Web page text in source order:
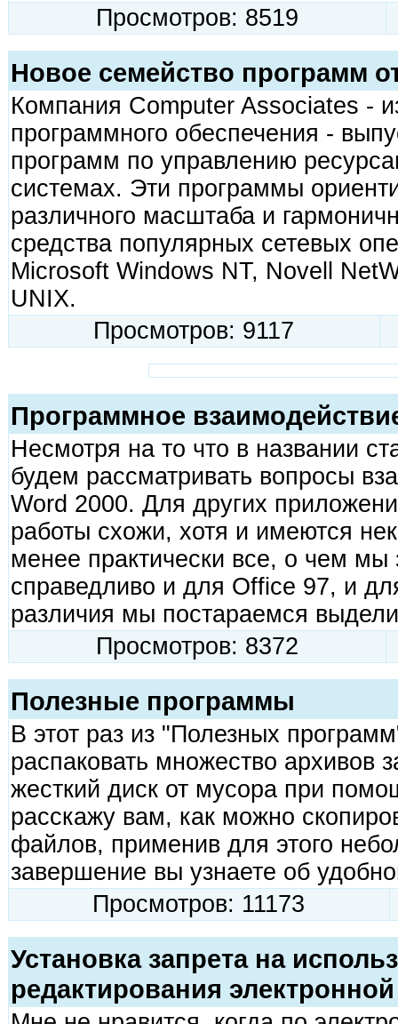
Просмотров: 8519
Новое семейство программ
Компания Computer Associates -
программного обеспечения -
программ по управлению
системах. Эти программы
различного масштаба и
средства популярных сетевых
Microsoft Windows NT, Novell
UNIX.
Просмотров: 9117
Программное
Несмотря на то что в названии
будем рассматривать вопросы
Word 2000. Для других
работы cхожи, хотя и имеются
менее практически все, о чем мы
справедливо и для Office 97, и
различия мы постараемся
Просмотров: 8372
Полезные программы
В этот раз из "Полезных
распаковать множество архивов
жесткий диск от мусора при
расскажу вам, как можно
файлов, применив для этого
завершение вы узнаете об
Просмотров: 11173
Установка запрета на
редактирования